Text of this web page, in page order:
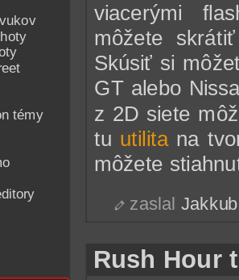
témy
viacerými
môžete
Skúsiť si
GT alebo
z 2D siete
tu utilitana
môžete
zaslal Jakkub
Rush Hour